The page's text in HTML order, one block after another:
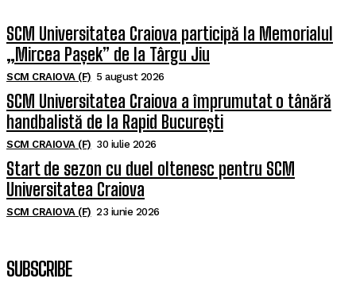
SCM Universitatea Craiova participă la Memorialul
„Mircea Pașek” de la Târgu Jiu
SCM CRAIOVA (F) 5 august 2026
SCM Universitatea Craiova a împrumutat o tânără
handbalistă de la Rapid București
SCM CRAIOVA (F) 30 iulie 2026
Start de sezon cu duel oltenesc pentru SCM
Universitatea Craiova
SCM CRAIOVA (F) 23 iunie 2026
SUBSCRIBE